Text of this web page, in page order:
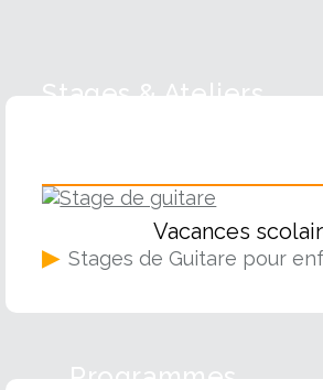
Stages & Ateliers
Vacances
▶ Stages de Guitare pour
Programmes